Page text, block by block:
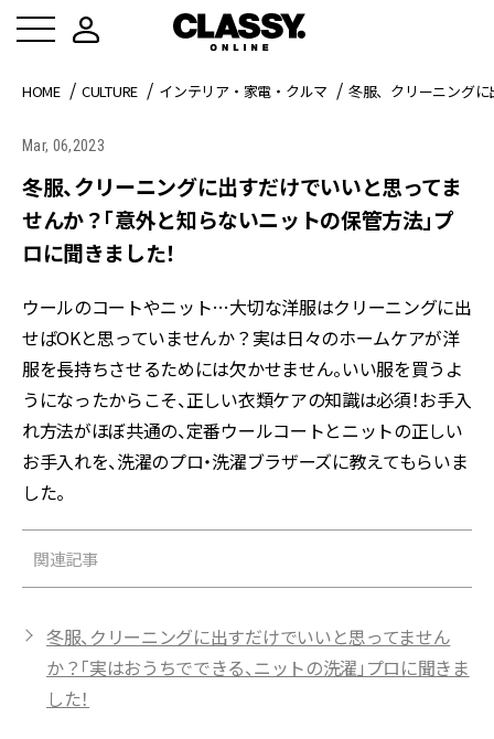
HOME CULTURE インテリア・家電・クルマ 冬服、クリーニング
Mar, 06,2023
冬服、クリーニングに出すだけでいいと思ってま
せんか？「意外と知らないニットの保管方法」プ
ロに聞きました！
ウールのコートやニット…大切な洋服はクリーニングに出
せばOKと思っていませんか？実は日々のホームケアが洋
服を長持ちさせるためには欠かせません。いい服を買うよ
うになったからこそ、正しい衣類ケアの知識は必須！お手入
れ方法がほぼ共通の、定番ウールコートとニットの正しい
お手入れを、洗濯のプロ・洗濯ブラザーズに教えてもらいま
した。
関連記事
冬服、クリーニングに出すだけでいいと思ってません
か？「実はおうちでできる、ニットの洗濯」プロに聞きま
した！